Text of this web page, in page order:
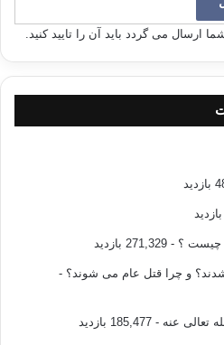
ارسال می گردد باید آن را تایید کنید.
چیست ؟ - 271,329 بازدید
و چرا قتل عام می شوند؟ -
تعالی عنه - 185,477 بازدید